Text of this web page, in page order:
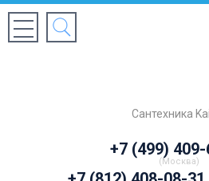
Сантехника
+7 (499)
(Москва)